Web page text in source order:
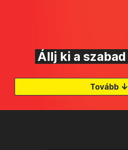
Állj ki a
Tovább ↓